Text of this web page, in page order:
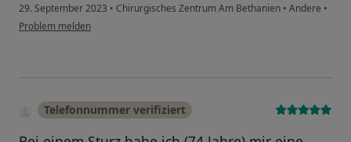
29. September 2023 • Chirurgisches Zentrum Am Bethanien • Andere •
Problem melden
Telefonnummer verifiziert